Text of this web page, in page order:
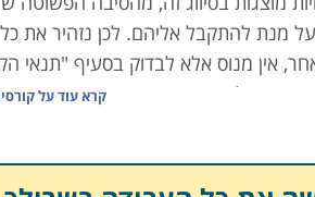
מנת להתקבל אליהם. לכן נזהיר את
אין מנוס אלא לבדוק בסעיף "תנאי
בהם לא מצויין דבר בסעיף זה (או
עם שם וטלפון באמצעות התיבה
קרא עוד על